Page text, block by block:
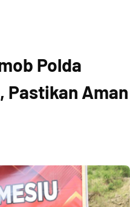
Polda
Pastikan Aman